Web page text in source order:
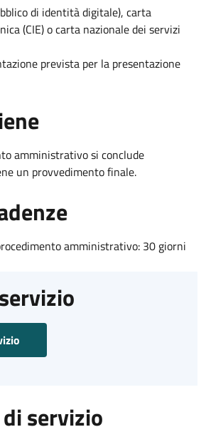
di identità digitale), carta
(CIE) o carta nazionale dei servizi
prevista per la presentazione
amministrativo si conclude
un provvedimento finale.
amministrativo: 30 giorni
servizio